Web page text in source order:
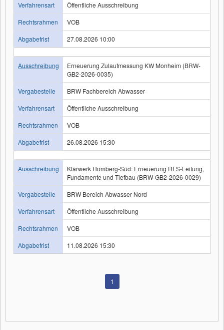
Verfahrensart
Öffentliche Ausschreibung
Rechtsrahmen
VOB
Abgabefrist
27.08.2026 10:00
Ausschreibung
Erneuerung Zulaufmessung KW Monheim (BRW-
GB2-2026-0035)
Vergabestelle
BRW Fachbereich Abwasser
Verfahrensart
Öffentliche Ausschreibung
Rechtsrahmen
VOB
Abgabefrist
26.08.2026 15:30
Ausschreibung
Klärwerk Homberg-Süd: Erneuerung RLS-Leitung,
Fundamente und Tiefbau (BRW-GB2-2026-0029)
Vergabestelle
BRW Bereich Abwasser Nord
Verfahrensart
Öffentliche Ausschreibung
Rechtsrahmen
VOB
Abgabefrist
11.08.2026 15:30
1